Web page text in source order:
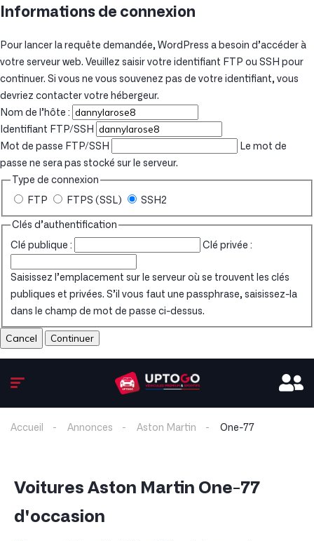
Informations de connexion
Pour lancer la requête demandée, WordPress a besoin d’accéder à
votre serveur web. Veuillez saisir votre identifiant FTP ou SSH pour
continuer. Si vous ne vous souvenez pas de votre identifiant, vous
devriez contacter votre hébergeur.
Nom de l’hôte :
Identifiant FTP/SSH
Mot de passe FTP/SSH
Le mot de
passe ne sera pas stocké sur le serveur.
Type de connexion
FTP FTPS (SSL) SSH2
Clés d’authentification
Clé publique : Clé privée :
Saisissez l’emplacement sur le serveur où se trouvent les clés
publiques et privées. S’il vous faut une passphrase, saisissez-la
dans le champ de mot de passe ci-dessus.
Cancel
Accueil Annonces Aston Martin One-77
Voitures Aston Martin One-77
d'occasion